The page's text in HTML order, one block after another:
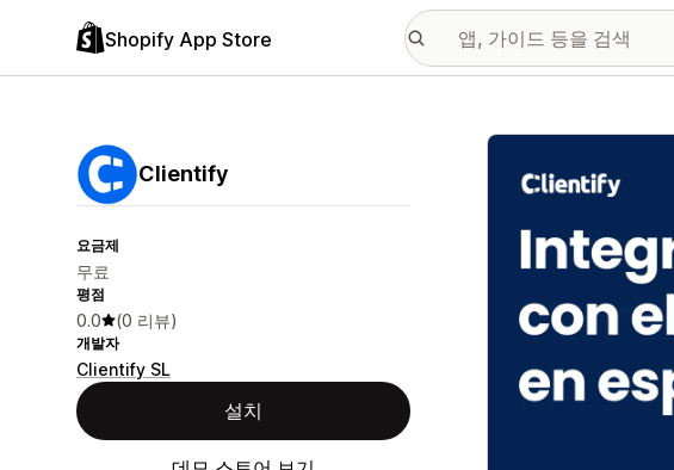
Shopify App Store
Clientify
요금제
무료
평점
0.0 (0 리뷰)
개발자
Clientify SL
설치
추천 이미지 갤러리